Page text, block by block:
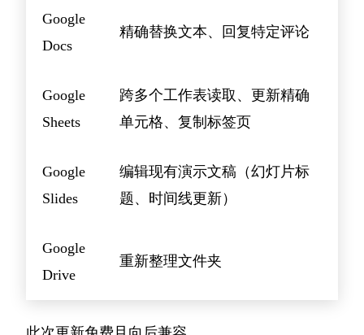
Google
Docs
精确替换文本、回复特定评论
Google
Sheets
跨多个工作表读取、更新精确
单元格、复制标签页
Google
Slides
编辑现有演示文稿（幻灯片标
题、时间线更新）
Google
Drive
重新整理文件夹